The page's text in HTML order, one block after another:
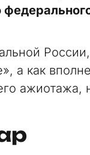
а как
ажиотажа,